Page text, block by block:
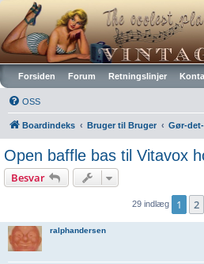
Vintagehifi.dk
Forsiden Forum Retningslinjer
OSS
Boardindeks Bruger til Bruger Gør-
Open baffle bas til Vitavox
Besvar
29 indlæg 1 2
ralphandersen